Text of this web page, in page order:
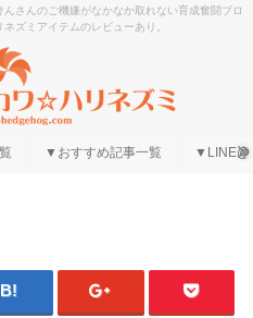
さんのご機嫌がなかなか取れない育成奮闘ブロ
ズミアイテムのレビューあり。
▼おすすめ記事一覧 ▼LINE@